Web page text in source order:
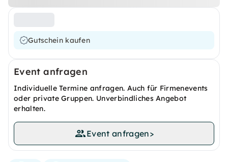
Gutschein kaufen
Event anfragen
Individuelle Termine anfragen. Auch für Firmenevents
oder private Gruppen. Unverbindliches Angebot
erhalten.
Event anfragen>